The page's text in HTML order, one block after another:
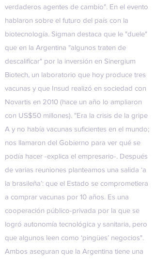
verdaderos agentes de cambio". En el evento
hablaron sobre el futuro del país con la
biotecnología. Sigman destaca que le "duele"
que en la Argentina "algunos traten de
descalificar" por la inversión en Sinergium
Biotech, un laboratorio que hoy produce tres
vacunas y que Insud realizó en sociedad con
Novartis en 2010 (hace un año lo ampliaron
con US$50 millones). "Era la crisis de la gripe
A y no había vacunas suficientes en el mundo;
nos llamaron del Gobierno para ver qué se
podía hacer -explica el empresario-. Después
de varias reuniones planteamos una salida ‘a
la brasileña’: que el Estado se comprometiera
a comprar vacunas por 10 años. Es una
cooperación público-privada por la que se
logró autonomía tecnológica y sanitaria, pero
que algunos leen como ‘pingües’ negocios".
Ambos aseguran que la Argentina tiene una